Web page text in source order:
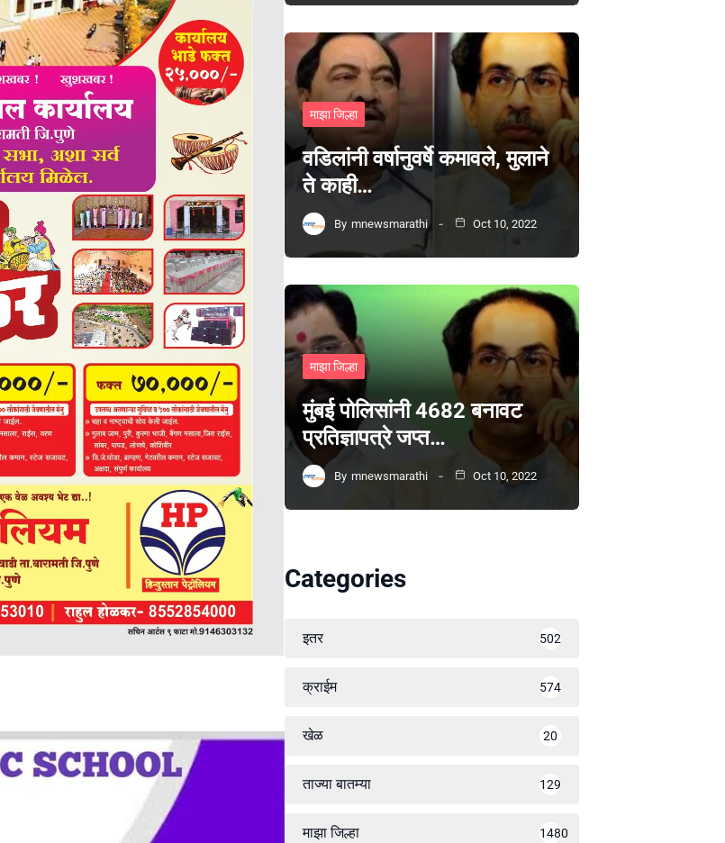
माझा जिल्हा
वडिलांनी वर्षानुवर्षे कमावले, मुलाने
ते काही…
By mnewsmarathi Oct 10, 2022
माझा जिल्हा
मुंबई पोलिसांनी 4682 बनावट
प्रतिज्ञापत्रे जप्त…
By mnewsmarathi Oct 10, 2022
Categories
इतर 502
क्राईम 574
खेळ 20
ताज्या बातम्या 129
माझा जिल्हा 1480